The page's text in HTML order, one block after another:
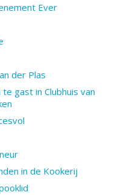
Ever
der Plas
gast in Clubhuis van
in de Kookerij